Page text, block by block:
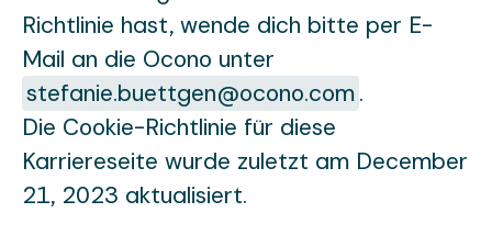
Richtlinie hast, wende dich bitte per E-
Mail an die Ocono unter
stefanie.buettgen@ocono.com.
Die Cookie-Richtlinie für diese
Karriereseite wurde zuletzt am December
21, 2023 aktualisiert.